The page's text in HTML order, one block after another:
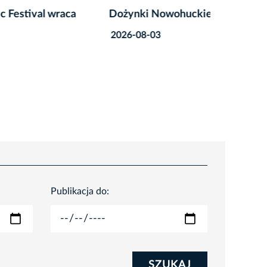
Dożynki Nowohuckie w Ruszczy
Publikacja do: